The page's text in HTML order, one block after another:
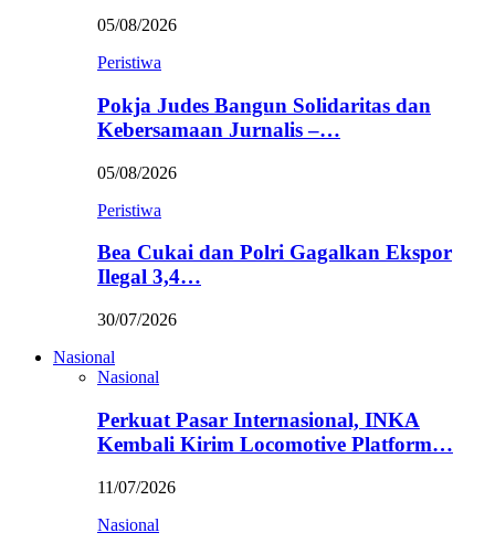
05/08/2026
Peristiwa
Pokja Judes Bangun Solidaritas dan
Kebersamaan Jurnalis –…
05/08/2026
Peristiwa
Bea Cukai dan Polri Gagalkan Ekspor
Ilegal 3,4…
30/07/2026
Nasional
Nasional
Perkuat Pasar Internasional, INKA
Kembali Kirim Locomotive Platform…
11/07/2026
Nasional